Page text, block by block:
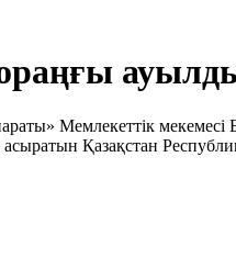
Мемлекеттік
Қазақстан